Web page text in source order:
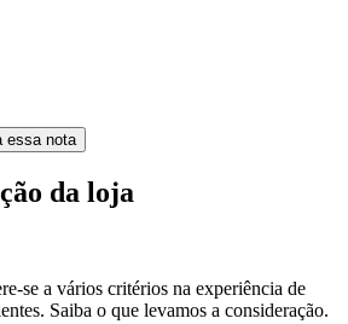
essa nota
da loja
se a vários critérios na experiência de
Saiba o que levamos a consideração.